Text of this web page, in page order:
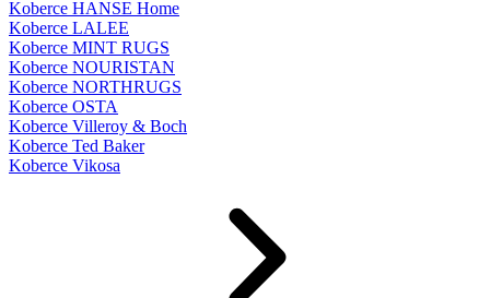
Koberce HANSE Home
Koberce LALEE
Koberce MINT RUGS
Koberce NOURISTAN
Koberce NORTHRUGS
Koberce OSTA
Koberce Villeroy & Boch
Koberce Ted Baker
Koberce Vikosa